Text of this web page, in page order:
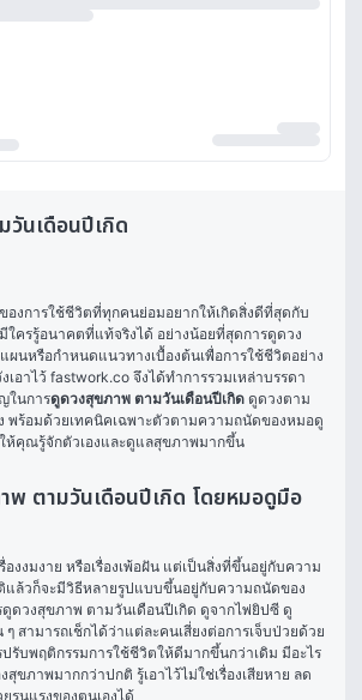
นเดือนปีเกิด
องการใช้ชีวิตที่ทุกคนย่อมอยากให้เกิดสิ่งดีที่สุดกับ
ใครรู้อนาคตที่แท้จริงได้ อย่างน้อยที่สุดการดูดวง
นหรือกำหนดแนวทางเบื้องต้นเพื่อการใช้ชีวิตอย่าง
อาไว้ fastwork.co จึงได้ทำการรวมเหล่าบรรดา
ในการดูดวงสุขภาพ ตามวันเดือนปีเกิด ดูดวงตาม
พร้อมด้วยเทคนิคเฉพาะตัวตามความถนัดของหมอดู
ห้คุณรู้จักตัวเองและดูแลสุขภาพมากขึ้น
พ ตามวันเดือนปีเกิด โดยหมอดูมือ
องงมงาย หรือเรื่องเพ้อฝัน แต่เป็นสิ่งที่ขึ้นอยู่กับความ
แล้วก็จะมีวิธีหลายรูปแบบขึ้นอยู่กับความถนัดของ
ดวงสุขภาพ ตามวันเดือนปีเกิด ดูจากไพ่ยิปซี ดู
สามารถเช็กได้ว่าแต่ละคนเสี่ยงต่อการเจ็บป่วยด้วย
ปรับพฤติกรรมการใช้ชีวิตให้ดีมากขึ้นกว่าเดิม มีอะไร
สุขภาพมากกว่าปกติ รู้เอาไว้ไม่ใช่เรื่องเสียหาย ลด
รุนแรงของตนเองได้